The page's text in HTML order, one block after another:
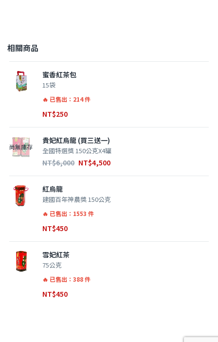
相關商品
蜜香紅茶包
15袋
已售出：214 件
NT$250
尚無庫存
貴妃紅烏龍 (買三送一)
全國特選獎 150公克X4罐
NT$6,000 NT$4,500
紅烏龍
建國百年神農獎 150公克
已售出：1553 件
NT$450
雪妃紅茶
75公克
已售出：388 件
NT$450